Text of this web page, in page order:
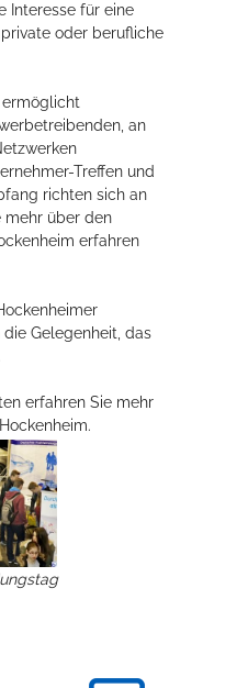
perfekten Standort für Events
das rauschende Meer im
Interesse für eine
oder berufliche
ermöglicht
an
Treffen und
richten sich an
mehr über den
erfahren
Gelegenheit, das
erfahren Sie mehr